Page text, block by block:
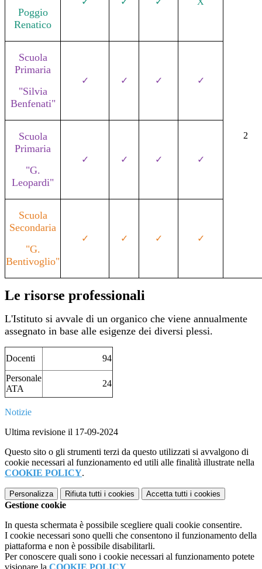
Poggio
Renatico
2
Scuola
Primaria
"Silvia
Benfenati"
✓ ✓ ✓ ✓
Scuola
Primaria
"G.
Leopardi"
✓ ✓ ✓ ✓
Scuola
Secondaria
"G.
Bentivoglio"
✓ ✓ ✓ ✓
Le risorse professionali
L'Istituto si avvale di un organico che viene annualmente
assegnato in base alle esigenze dei diversi plessi.
Docenti
94
Personale
ATA
24
Notizie
Ultima revisione il 17-09-2024
Questo sito o gli strumenti terzi da questo utilizzati si avvalgono di
cookie necessari al funzionamento ed utili alle finalità illustrate nella
COOKIE POLICY.
Personalizza Rifiuta tutti i cookies Accetta tutti i cookies
Gestione cookie
In questa schermata è possibile scegliere quali cookie consentire.
I cookie necessari sono quelli che consentono il funzionamento della
piattaforma e non è possibile disabilitarli.
Per conoscere quali sono i cookie necessari al funzionamento potete